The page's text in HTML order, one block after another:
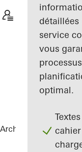
détaillées
service
vous
optimal.
Architectes